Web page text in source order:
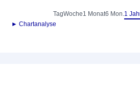
TagWoche1 Monat6 Mon.1
► Chartanalyse